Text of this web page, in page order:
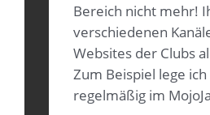
Bereich nicht mehr!
verschiedenen
Websites der Clubs
Zum Beispiel lege
regelmäßig im